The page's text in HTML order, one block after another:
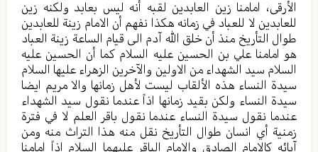
الأرقى، امامنا زين العابدين لقبه أنه ليس بعابد ولكنه زين
للعابدين لا للعباد في زمانه هكذا نفهم أن الامام زينة للعابدين
طوال التأريخ منذ أن خلق الله آدم الى قيام الساعة زينة العباد
هو امامنا علي بن الحسين عليه السلام كما أن الحسين عليه
السلام سيد الشهداء من الاولين والآخرين الزهراء عليها السلام
سيدة النساء هذه الألقاب ليست لأهل زمانها والا مريم ايضا
سيدة النساء ولكن بقيد زمانها اذاً عندما نقول سيد الشهداء
عندما نقول سيدة النساء عندما نقول باقر العلم لا في فترة
زمنية أي انسان طوال التأريخ نقل منه هذا التراث منه ومن
آبائه كالامام الصادق والامام الباقر عليهما السلام اذاً امامنا